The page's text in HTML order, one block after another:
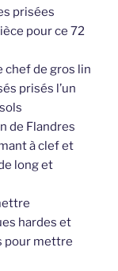
prisées
pour ce 72
chef de gros lin
prisés l’un
de Flandres
à clef et
long et
hardes et
pour mettre